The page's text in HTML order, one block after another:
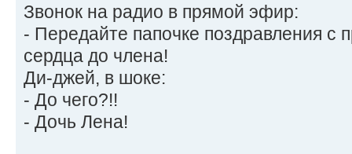
Звонок на радио в прямой эфир:
- Передайте папочке поздравления с
сердца до члена!
Ди-джей, в шоке:
- До чего?!!
- Дочь Лена!